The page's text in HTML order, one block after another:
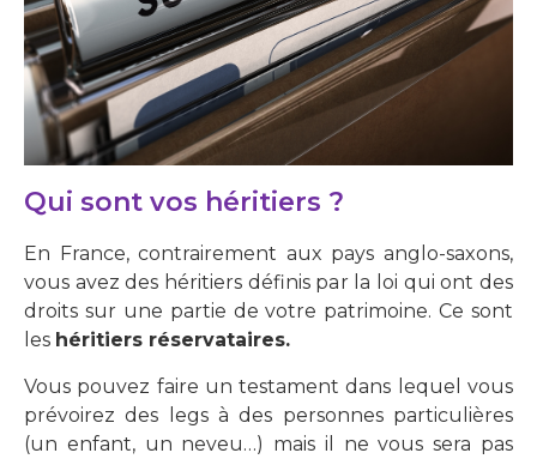
Qui sont vos héritiers ?
En France, contrairement aux pays anglo-saxons,
vous avez des héritiers définis par la loi qui ont des
droits sur une partie de votre patrimoine. Ce sont
les héritiers réservataires.
Vous pouvez faire un testament dans lequel vous
prévoirez des legs à des personnes particulières
(un enfant, un neveu…) mais il ne vous sera pas